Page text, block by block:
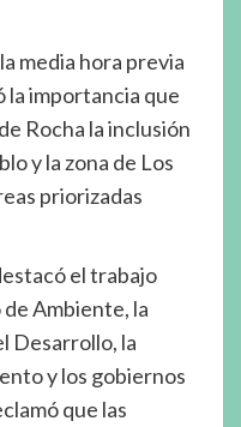
media hora previa
la importancia que
Rocha la inclusión
y la zona de Los
priorizadas
el trabajo
Ambiente, la
Desarrollo, la
y los gobiernos
que las